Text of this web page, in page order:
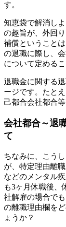
す。
知恵袋で解消し
の趣旨が、外回
補償ということ
の退職に際し、
について定める
退職金に関する
ージです。たと
己都合会社都合
会社都合～退
て
ちなみに、こう
が、特定理由離
などのメンタル
も3ヶ月休職後、
社解雇の場合で
の離職理由欄を
ょうか？